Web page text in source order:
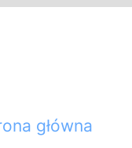
główna